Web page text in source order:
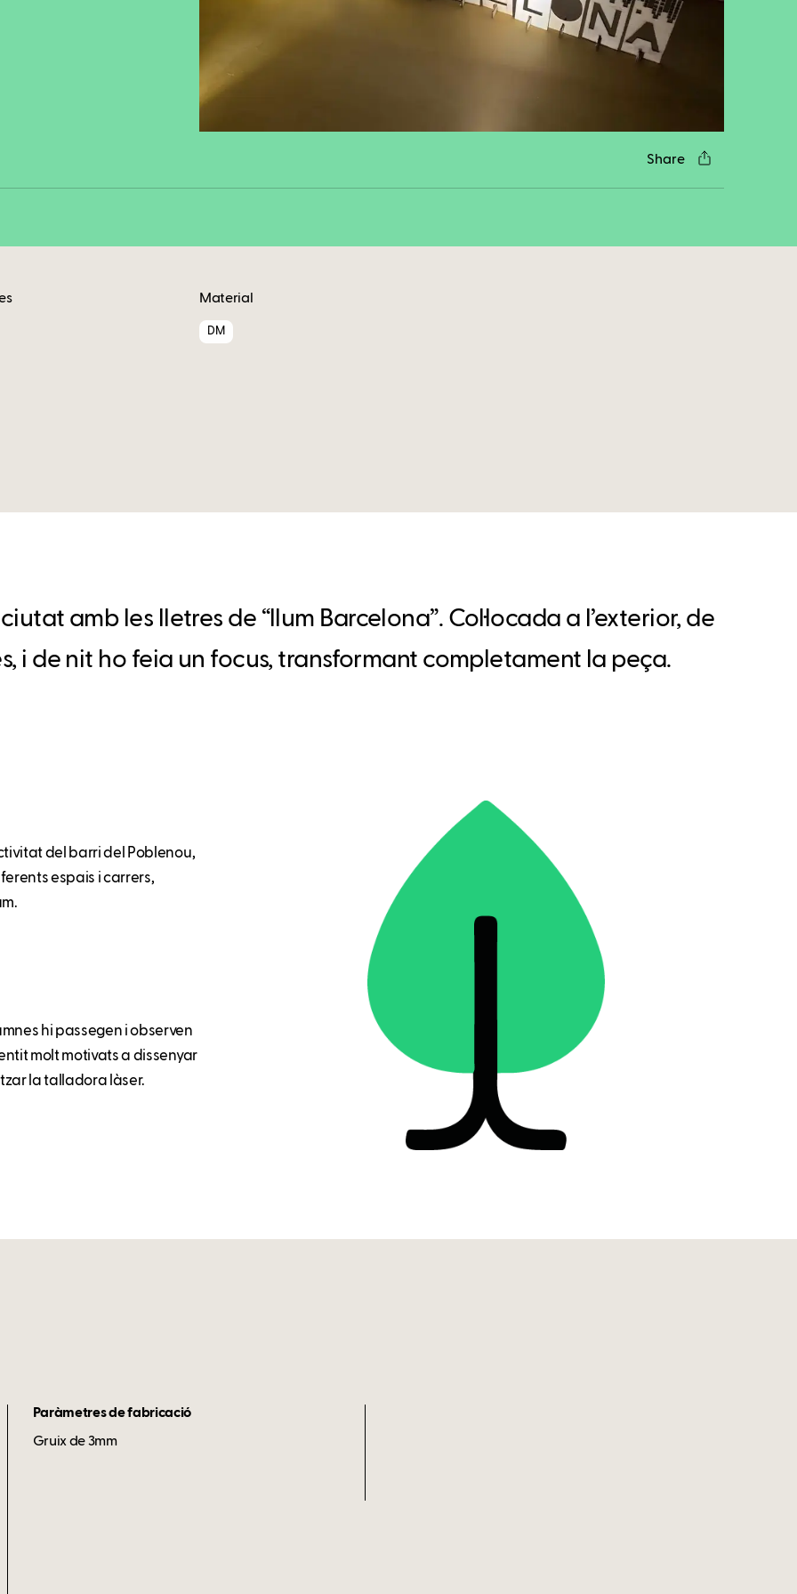
Share
Facebook
Twitter
LinkedIn
WhatsApp
RedditGmail
Email
Material
DM
amb les lletres de “llum Barcelona”. Col·locada a l’exterior, de
i de nit ho feia un focus, transformant completament la peça.
del barri del Poblenou,
espais i carrers,
hi passegen i observen
molt motivats a dissenyar
la talladora làser.
Paràmetres de fabricació
Gruix de 3mm